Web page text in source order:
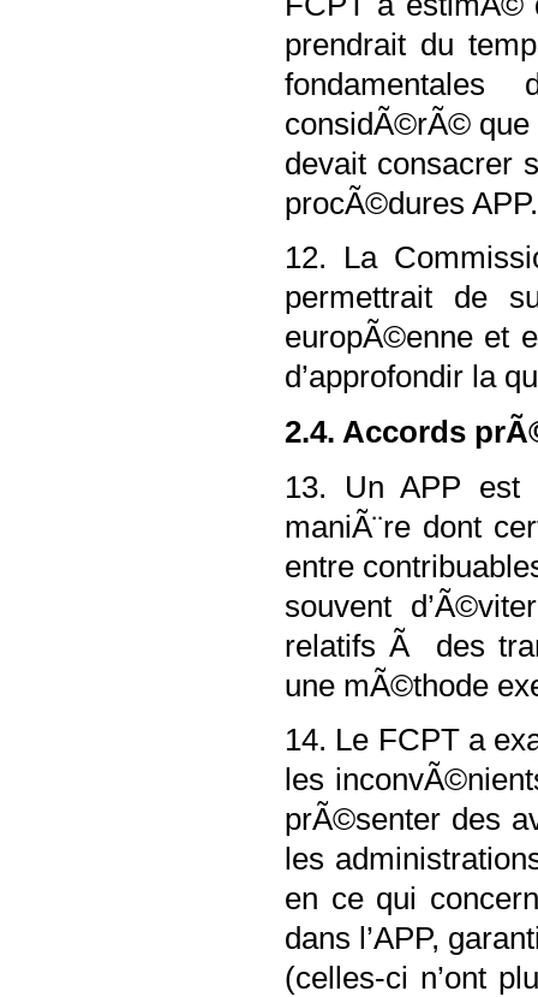
prendrait du
considÃ©rÃ© que
devait consacrer
procÃ©dures
12. La
permettrait de
europÃ©enne et
d’approfondir la
2.4. Accords
13. Un APP est
maniÃ¨re dont
entre
souvent
relatifs Ã des
une mÃ©thode
14. Le FCPT a
les
prÃ©senter des
les
en ce qui
dans l’APP,
(celles-ci n’ont